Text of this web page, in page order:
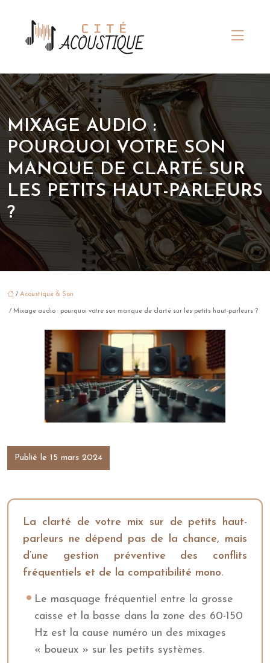
MIXAGE AUDIO :
POURQUOI VOTRE SON
MANQUE DE CLARTÉ SUR
LES PETITS HAUT-PARLEURS
?
/ Acoustique & Son
/ Mixage audio : pourquoi votre son manque de clarté sur les petits haut-parleurs ?
Publié le 15 mars 2024
La clarté de votre mix sur de petits haut-
parleurs ne dépend pas de la chance, mais
d’une gestion préventive des conflits
fréquentiels et de la compatibilité mono.
Le masquage fréquentiel entre la grosse
caisse et la basse dans la zone des 60-150
Hz est la cause numéro un des mixages
« boueux » sur les petits systèmes.